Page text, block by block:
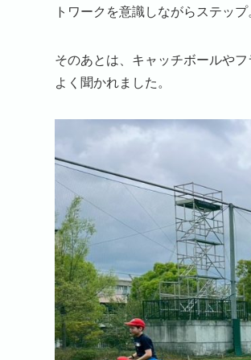
トワークを意識しながらステッ
そのあとは、キャッチボールや
よく聞かれました。